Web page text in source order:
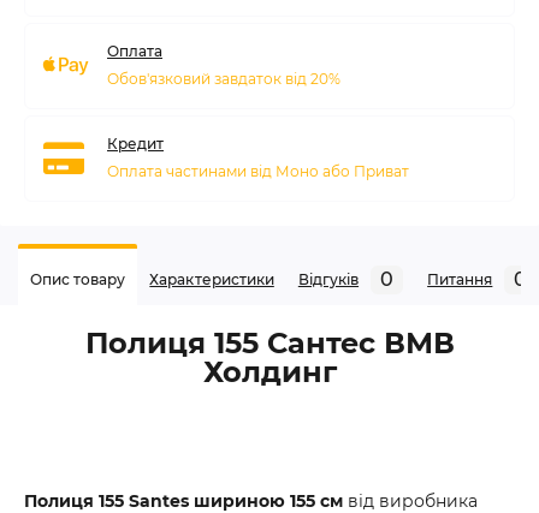
Оплата
Обов'язковий завдаток від 20%
Кредит
Оплата частинами від Моно або Приват
Опис товару Характеристики Відгуків 0 Питання 0
Полиця 155 Сантес ВМВ
Холдинг
Полиця 155 Santes шириною 155 см від виробника